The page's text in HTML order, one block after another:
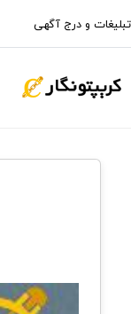
تبلیغات و درج آگهی